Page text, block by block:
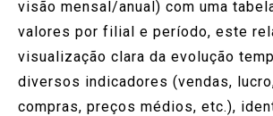
visão mensal/anual) com uma
valores por filial e período, este
visualização clara da evolução
diversos indicadores (vendas,
compras, preços médios, etc.),